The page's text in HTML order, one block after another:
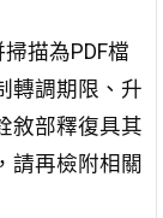
描為PDF檔
轉調期限、升
敘部釋復具其
請再檢附相關